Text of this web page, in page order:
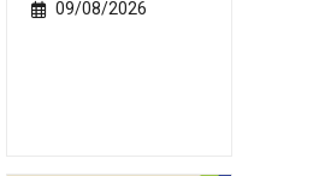
09/08/2026